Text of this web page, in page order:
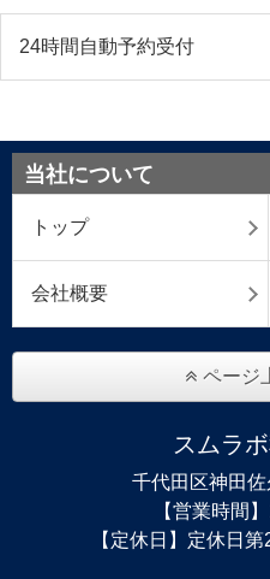
24時間自動予約受付
当社について
トップ
会社概要
ページ
スムラ
千代田区神田
【営業時間
【定休日】定休日